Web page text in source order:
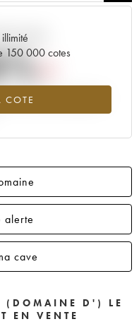
150 000 cotes
COTE
la cote
en 2026 par rapport à
alerte
cave
(DOMAINE D') LE
EN VENTE